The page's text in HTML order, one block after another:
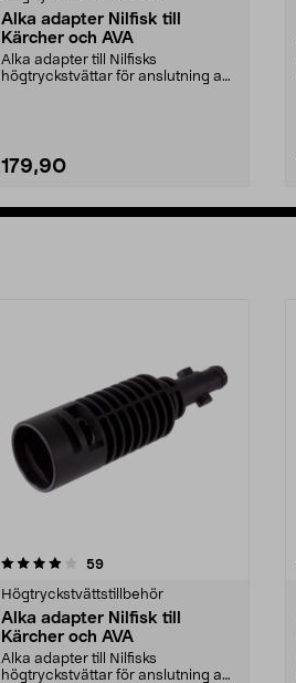
Alka adapter Nilfisk till
Kärcher och AVA
Alka adapter till Nilfisks
högtryckstvättar för anslutning av
179,90
59recensioner
Högtryckstvättstillbehör
Alka adapter Nilfisk till
Kärcher och AVA
Alka adapter till Nilfisks
högtryckstvättar för anslutning av
4.0 av 5 stjärnor